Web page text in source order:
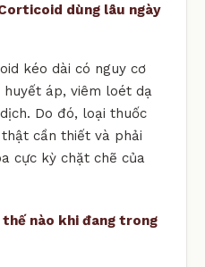
dùng lâu ngày
kéo dài có nguy cơ
áp, viêm loét dạ
Do đó, loại thuốc
cần thiết và phải
cực kỳ chặt chẽ của
thế nào khi đang trong